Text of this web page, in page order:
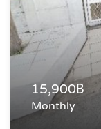
15,900฿
Monthly